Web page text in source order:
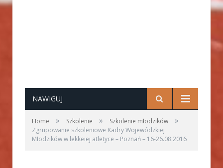
NAWIGUJ
Home » Szkolenie » Szkolenie młodzików »
Zgrupowanie szkoleniowe Kadry Wojewódzkiej
Młodzików w lekkeiej atletyce – Poznań – 16-26.08.2016